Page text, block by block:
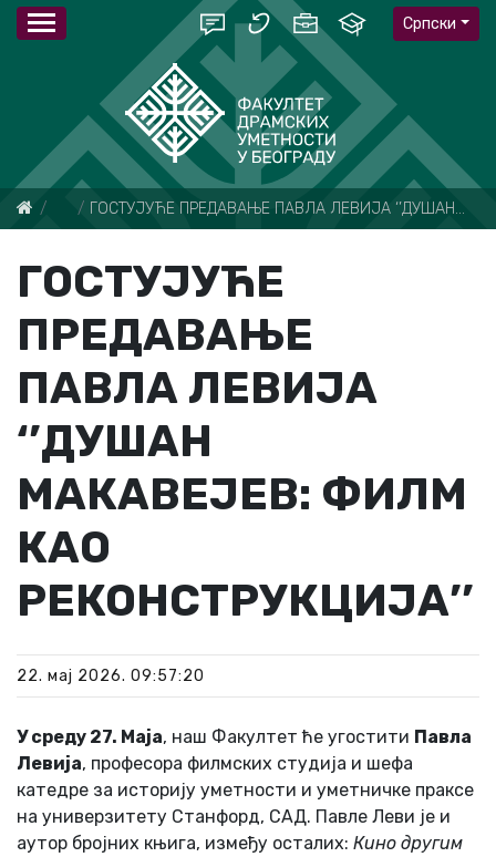
Српски
ВестиГОСТУЈУЋЕ ПРЕДАВАЊЕ ПАВЛА ЛЕВИЈА ‘’ДУШАН МАКАВЕЈЕВ: ФИЛМ КАО РЕКОНСТРУКЦИЈА’’
ГОСТУЈУЋЕ
ПРЕДАВАЊЕ
ПАВЛА ЛЕВИЈА
‘’ДУШАН
МАКАВЕЈЕВ: ФИЛМ
КАО
РЕКОНСТРУКЦИЈА’’
22. мај 2026. 09:57:20
У среду 27. Маја, наш Факултет ће угостити Павла
Левија, професора филмских студија и шефа
катедре за историју уметности и уметничке праксе
на универзитету Станфорд, САД. Павле Леви је и
аутор бројних књига, између осталих: Кино другим